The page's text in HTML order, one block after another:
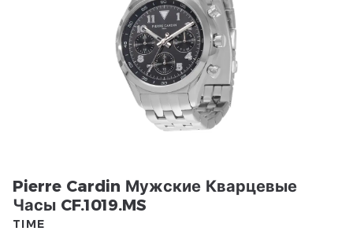
Pierre Cardin Мужские Кварцевые
Часы CF.1019.MS
TIME